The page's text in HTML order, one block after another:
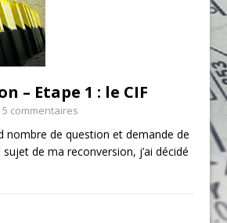
– Etape 1 : le CIF
commentaires
nombre de question et demande de
de ma reconversion, j’ai décidé